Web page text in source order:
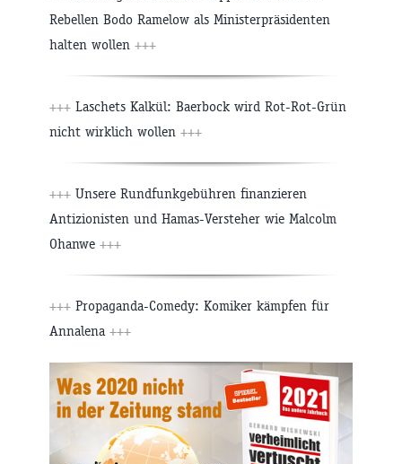
Rebellen Bodo Ramelow als Ministerpräsidenten
halten wollen +++
+++ Laschets Kalkül: Baerbock wird Rot-Rot-Grün
nicht wirklich wollen +++
+++ Unsere Rundfunkgebühren finanzieren
Antizionisten und Hamas-Versteher wie Malcolm
Ohanwe +++
+++ Propaganda-Comedy: Komiker kämpfen für
Annalena +++